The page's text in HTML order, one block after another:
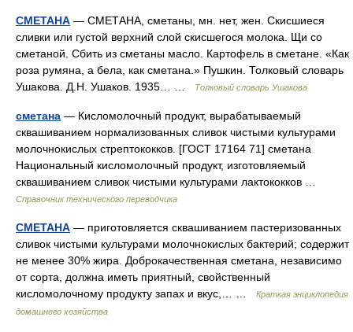
СМЕТАНА — СМЕТАНА, сметаны, мн. нет, жен. Скисшиеся
сливки или густой верхний слой скисшегося молока. Щи со
сметаной. Сбить из сметаны масло. Картофель в сметане. «Как
роза румяна, а бела, как сметана.» Пушкин. Толковый словарь
Ушакова. Д.Н. Ушаков. 1935… …
Толковый словарь Ушакова
сметана — Кисломолочный продукт, вырабатываемый
сквашиванием нормализованных сливок чистыми культурами
молочнокислых стрептококков. [ГОСТ 17164 71] сметана
Национальный кисломолочный продукт, изготовляемый
сквашиванием сливок чистыми культурами лактококков …
Справочник технического переводчика
СМЕТАНА — приготовляется сквашиванием пастеризованных
сливок чистыми культурами молочнокислых бактерий; содержит
не менее 30% жира. Доброкачественная сметана, независимо
от сорта, должна иметь приятный, свойственный
кисломолочному продукту запах и вкус,… …
Краткая энциклопедия
домашнего хозяйства